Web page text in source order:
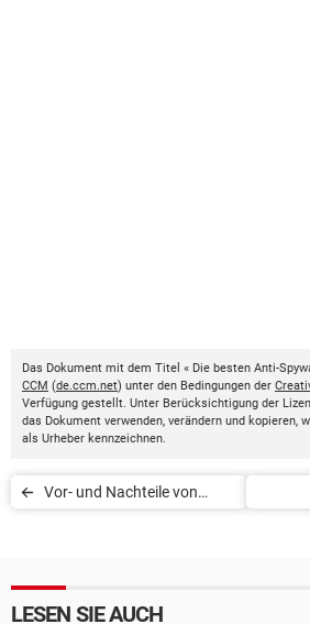
Das Dokument mit dem Titel « Die besten Anti-
CCM (de.ccm.net) unter den Bedingungen der
Verfügung gestellt. Unter Berücksichtigung der
das Dokument verwenden, verändern und kopieren,
als Urheber kennzeichnen.
Vor- und Nachteile von
LESEN SIE AUCH